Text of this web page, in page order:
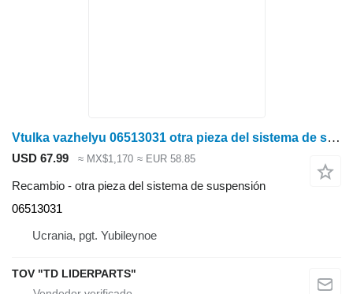
Vtulka vazhelyu 06513031 otra pieza del sistema de suspensión para Deutz-Fahr C9306 cosechadora de cereales
USD 67.99 ≈ MX$1,170 ≈ EUR 58.85
Recambio - otra pieza del sistema de suspensión
06513031
Ucrania, pgt. Yubileynoe
TOV "TD LIDERPARTS"